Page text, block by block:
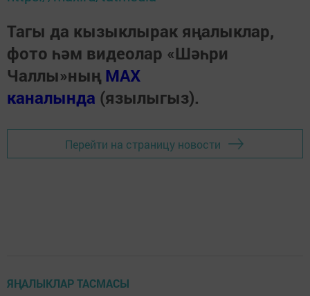
Тагы да кызыклырак яңалыклар,
фото һәм видеолар «Шәһри
Чаллы»ның MAX
каналында (язылыгыз).
Перейти на страницу новости
ЯҢАЛЫКЛАР ТАСМАСЫ